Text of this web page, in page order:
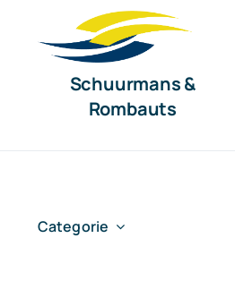
Schuurmans &
Rombauts
Categorie